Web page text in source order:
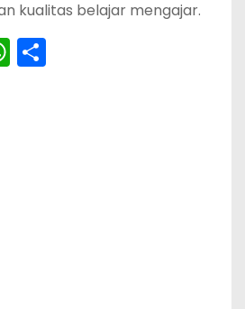
kualitas belajar mengajar.
W
h